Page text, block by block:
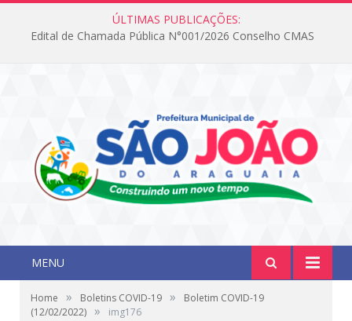
ÚLTIMAS PUBLICAÇÕES:
Edital de Chamada Pública N°001/2026 Conselho CMAS
MENU
Home » Boletins COVID-19 »
Boletim COVID-19
(12/02/2022) » img176